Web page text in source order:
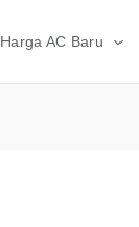
Harga AC Baru